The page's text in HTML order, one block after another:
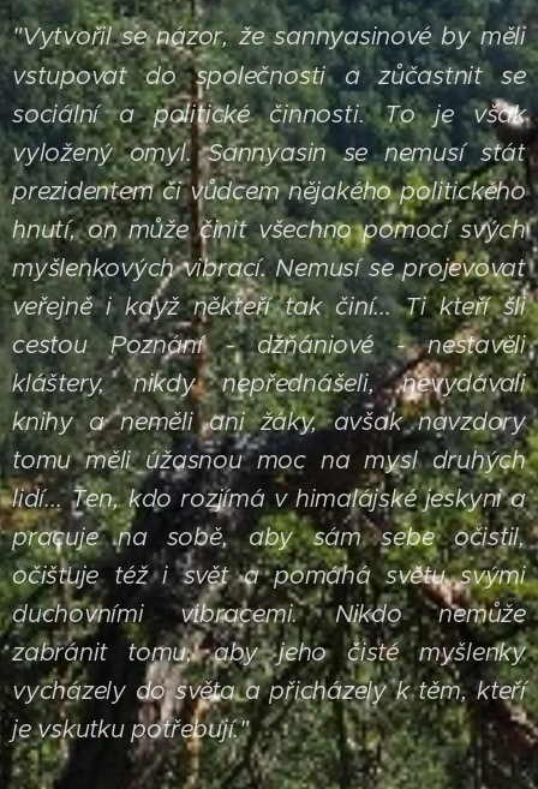
"Vytvořil se názor, že sannyasinové by měli
vstupovat do společnosti a zůčastnit se
sociální a politické činnosti. To je však
vyložený omyl. Sannyasin se nemusí stát
prezidentem či vůdcem nějakého politického
hnutí, on může činit všechno pomocí svých
myšlenkových vibrací. Nemusí se projevovat
veřejně i když někteří tak činí...Ti kteří šli
cestou Poznání - džňániové - nestavěli
kláštery, nikdy nepřednášeli, nevydávali
knihy a neměli ani žáky, avšak navzdory
tomu měli úžasnou moc na mysl druhých
lidí... Ten, kdo rozjímá v himalájské jeskyni a
pracuje na sobě, aby sám sebe očistil,
očišťuje též i svět a pomáhá světu svými
duchovními vibracemi. Nikdo nemůže
zabránit tomu, aby jeho čisté myšlenky
vycházely do světa a přicházely k těm, kteří
je vskutku potřebují."